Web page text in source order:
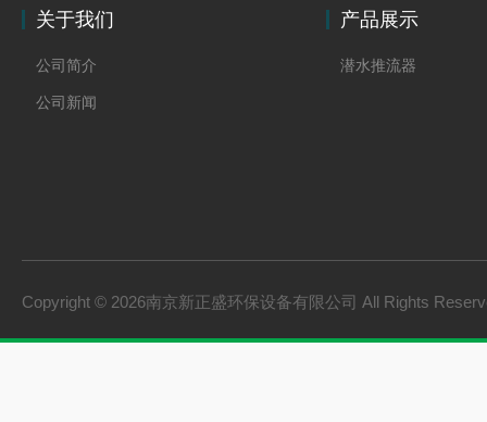
关于我们
公司简介
公司新闻
产品展示
潜水推流器
Copyright © 2026南京新正盛环保设备有限公司 All Rights